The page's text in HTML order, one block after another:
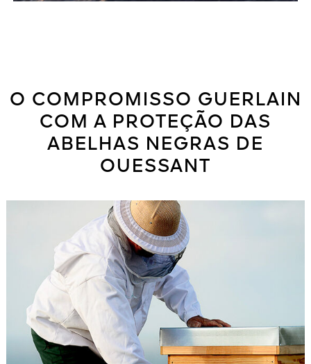
O COMPROMISSO GUERLAIN
COM A PROTEÇÃO DAS
ABELHAS NEGRAS DE
OUESSANT